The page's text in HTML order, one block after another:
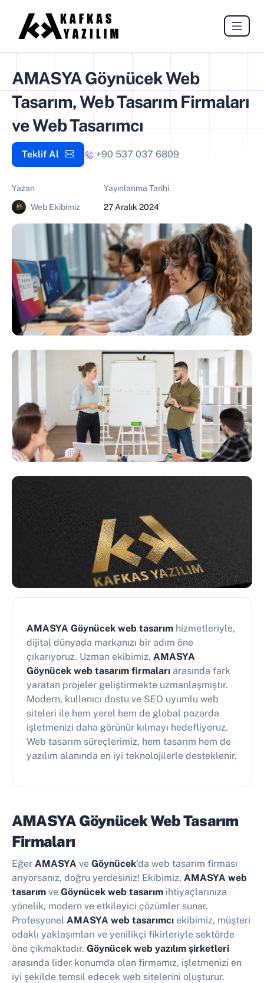
AMASYA Göynücek Web
Tasarım, Web Tasarım Firmaları
ve Web Tasarımcı
Teklif Al +90 537 037 6809
Yazan
Web Ekibimiz
Yayınlanma Tarihi
27 Aralık 2024
AMASYA Göynücek web tasarım hizmetleriyle,
dijital dünyada markanızı bir adım öne
çıkarıyoruz. Uzman ekibimiz, AMASYA
Göynücek web tasarım firmaları arasında fark
yaratan projeler geliştirmekte uzmanlaşmıştır.
Modern, kullanıcı dostu ve SEO uyumlu web
siteleri ile hem yerel hem de global pazarda
işletmenizi daha görünür kılmayı hedefliyoruz.
Web tasarım süreçlerimiz, hem tasarım hem de
yazılım alanında en iyi teknolojilerle desteklenir.
AMASYA Göynücek Web Tasarım
Firmaları
Eğer AMASYA ve Göynücek'da web tasarım firması
arıyorsanız, doğru yerdesiniz! Ekibimiz, AMASYA web
tasarım ve Göynücek web tasarım ihtiyaçlarınıza
yönelik, modern ve etkileyici çözümler sunar.
Profesyonel AMASYA web tasarımcı ekibimiz, müşteri
odaklı yaklaşımları ve yenilikçi fikirleriyle sektörde
öne çıkmaktadır. Göynücek web yazılım şirketleri
arasında lider konumda olan firmamız, işletmenizi en
iyi şekilde temsil edecek web sitelerini oluşturur.